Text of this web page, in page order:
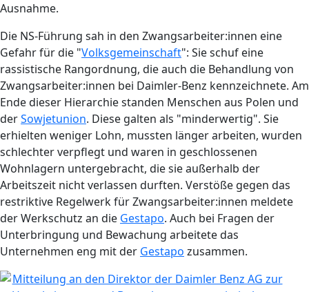
Ausnahme.
Die NS-Führung sah in den Zwangsarbeiter:innen eine
Gefahr für die "Volksgemeinschaft": Sie schuf eine
rassistische Rangordnung, die auch die Behandlung von
Zwangsarbeiter:innen bei Daimler-Benz kennzeichnete. Am
Ende dieser Hierarchie standen Menschen aus Polen und
derSowjetunion. Diese galten als "minderwertig". Sie
erhielten weniger Lohn, mussten länger arbeiten, wurden
schlechter verpflegt und waren in geschlossenen
Wohnlagern untergebracht, die sie außerhalb der
Arbeitszeit nicht verlassen durften. Verstöße gegen das
restriktive Regelwerk für Zwangsarbeiter:innen meldete
der Werkschutz an die Gestapo. Auch bei Fragen der
Unterbringung und Bewachung arbeitete das
Unternehmen eng mit der Gestapo zusammen.